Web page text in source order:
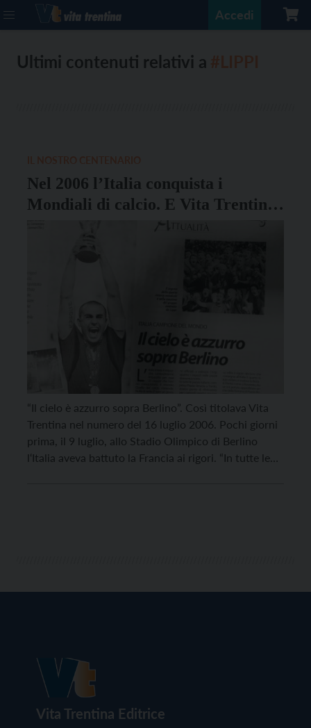
Accedi
Ultimi contenuti relativi a
Nel 2006 l’Italia conquista i
Mondiali di calcio. E Vita Trentina
titola “Il cielo è azzurro sopra
“Il cielo è azzurro sopra Berlino”. Così titolava Vita
Trentina nel numero del 16 luglio 2006. Pochi giorni
prima, il 9 luglio, allo Stadio Olimpico di Berlino
l‘Italia aveva battuto la Francia ai rigori. “In tutte le
Vita Trentina Editrice